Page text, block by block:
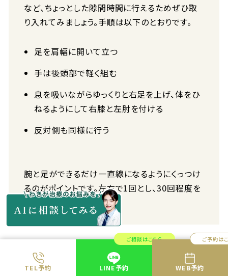
TEL予約
ご相談はこちら
LINE予約
ご予約は
WEB予約
など、ちょっとした隙間時間に行えるためぜひ取
り入れてみましょう。手順は以下のとおりです。
足を肩幅に開いて立つ
手は後頭部で軽く組む
息を吸いながらゆっくりと右足を上げ、体をひ
ねるようにして右膝と左肘を付ける
反対側も同様に行う
腕と足ができるだけ一直線になるようにくっつけ
るのがポイントです。左右で1回とし、30回程度を
目安に行いましょう。